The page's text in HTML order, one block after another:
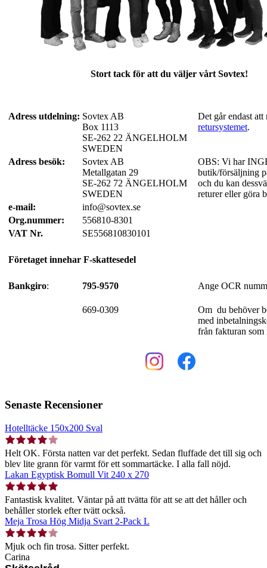
Stort tack för att du väljer vårt Sovtex!
Adress utdelning: Sovtex AB
Box 1113
SE-262 22 ÄNGELHOLM
SWEDEN
Det går endast att
retursystemet.
Adress besök:
Sovtex AB
Metallgatan 29
SE-262 72 ÄNGELHOLM
SWEDEN
OBS: Vi har
butik/försäljning
och du kan
returer eller göra
e-mail:
info@sovtex.se
Org.nummer:
556810-8301
VAT Nr.
SE556810830101
Företaget innehar F-skattesedel
Bankgiro: 795-9570 Ange OCR
669-0309
Om du behöver
med
från fakturan som
Senaste Recensioner
Hotelltäcke 150x200 Sval
Helt OK. Första natten var det perfekt. Sedan fluffade det till sig och
blev lite grann för varmt för ett sommartäcke. I alla fall nöjd.
Lakan Egyptisk Bomull Vit 240 x 270
Fantastisk kvalitet. Väntar på att tvätta för att se att det håller och
behåller storlek efter tvätt också.
Meja Trosa Hög Midja Svart 2-Pack L
Mjuk och fin trosa. Sitter perfekt.
Carina